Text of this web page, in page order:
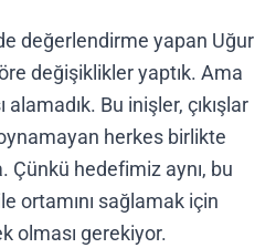
değerlendirme yapan Uğur
değişiklikler yaptık. Ama
Bu inişler, çıkışlar
herkes birlikte
Çünkü hedefimiz aynı, bu
ortamını sağlamak için
olması gerekiyor.